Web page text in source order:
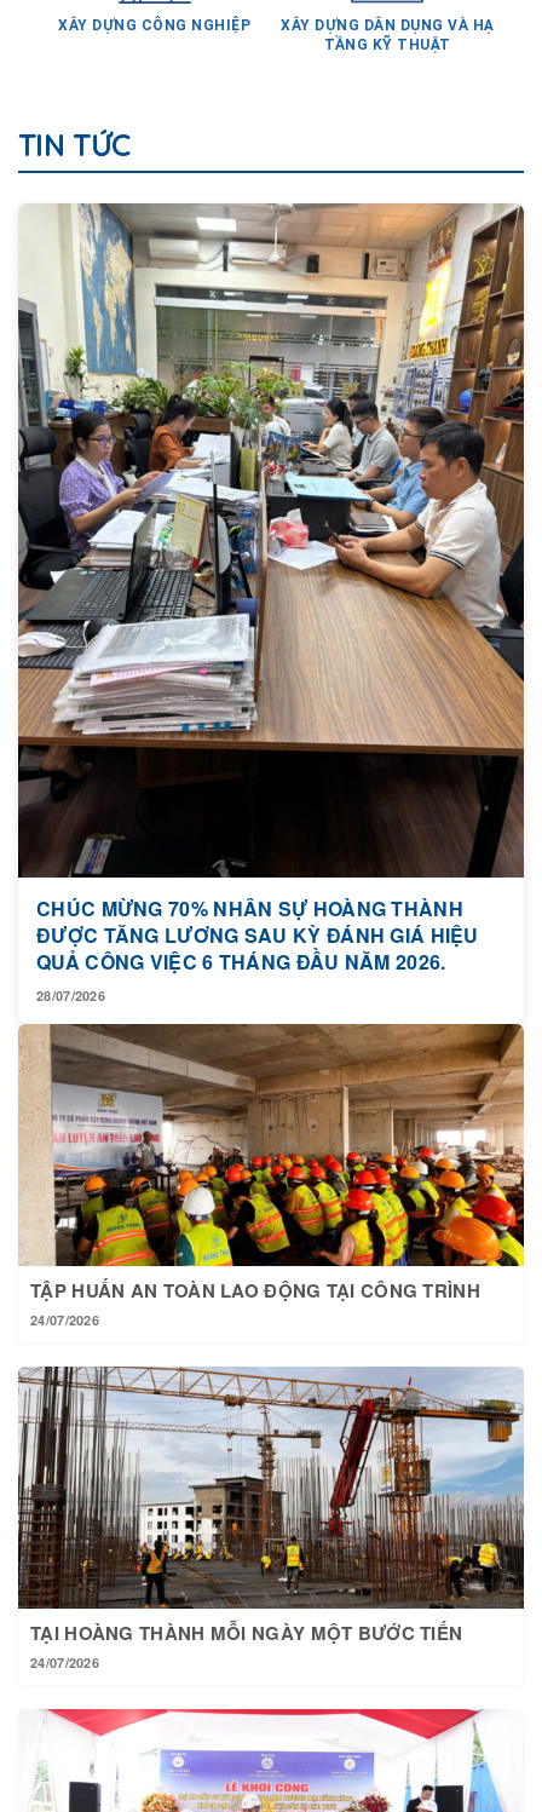
CHÚC MỪNG 70% NHÂN SỰ HOÀNG THÀNH
ĐƯỢC TĂNG LƯƠNG SAU KỲ ĐÁNH GIÁ HIỆU
QUẢ CÔNG VIỆC 6 THÁNG ĐẦU NĂM 2026.
28/07/2026
TẬP HUẤN AN TOÀN LAO ĐỘNG TẠI CÔNG TRÌNH
24/07/2026
TẠI HOÀNG THÀNH MỖI NGÀY MỘT BƯỚC TIẾN
24/07/2026